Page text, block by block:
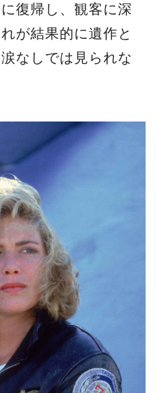
復帰し、観客に深
が結果的に遺作と
なしでは見られな